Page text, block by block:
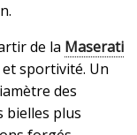
de la Maserati
sportivité. Un
des
bielles plus